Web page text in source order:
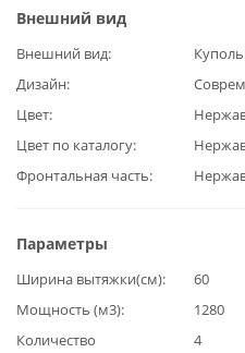
Внешний вид
Внешний вид
Дизайн
Цвет
Цвет по каталогу
Фронтальная часть
Параметры
Ширина вытяжки(см)
60
Мощность (м3)
1280
Количество
4